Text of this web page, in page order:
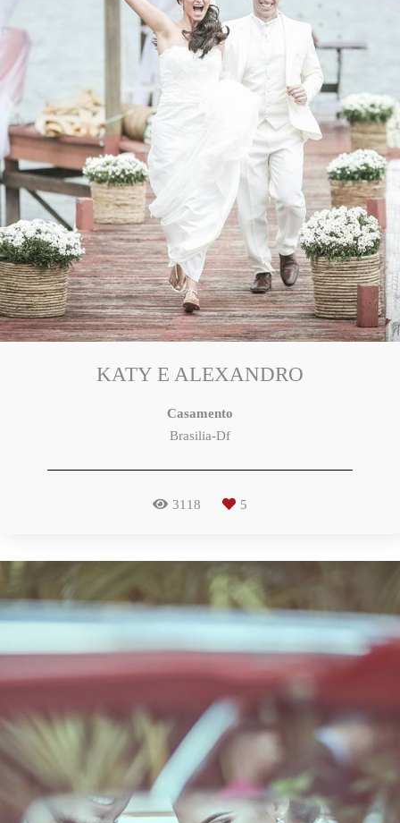
KATY E ALEXANDRO
Casamento
Brasilia-Df
3118 5